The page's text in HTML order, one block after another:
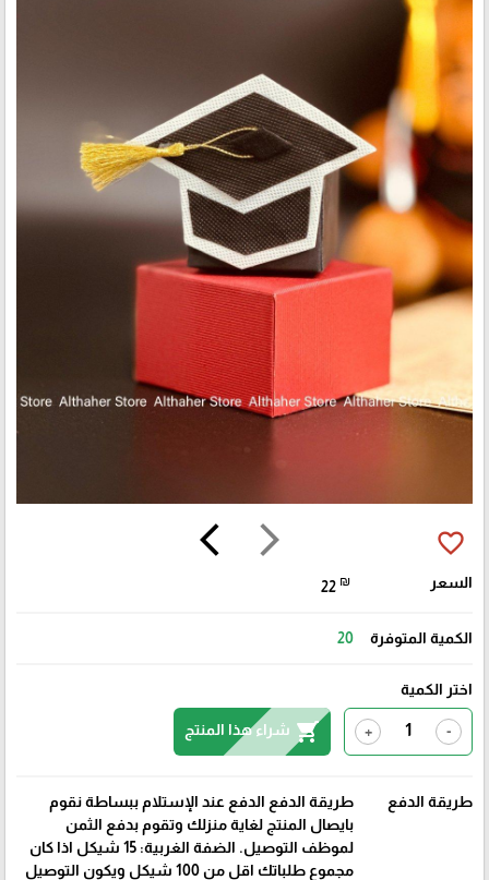
arrow_forward_ios
arrow_back_ios favorite_border
السعر 22 ₪
الكمية المتوفرة 20
اختر الكمية
-
+
shopping_cart شراء هذا المنتج
طريقة الدفع
طريقة الدفع الدفع عند الإستلام ببساطة نقوم
بايصال المنتج لغاية منزلك وتقوم بدفع الثمن
لموظف التوصيل. الضفة الغربية: 15 شيكل اذا كان
مجموع طلباتك اقل من 100 شيكل ويكون التوصيل